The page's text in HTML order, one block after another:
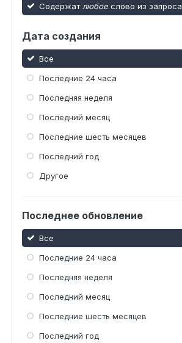
Содержат любое слово из запроса
Дата создания
Все
Последние 24 часа
Последняя неделя
Последний месяц
Последние шесть месяцев
Последний год
Другое
Последнее обновление
Все
Последние 24 часа
Последняя неделя
Последний месяц
Последние шесть месяцев
Последний год